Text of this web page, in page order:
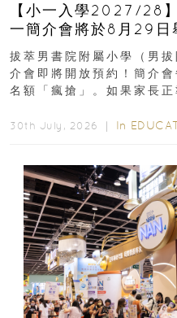
【小一入學2027/28
一簡介會將於8月29日
｜更設有網上重溫
拔萃男書院附屬小學（男
介會即將開放預約！簡介
名額「瘋搶」。如果家長
30th July, 2026 ｜ In